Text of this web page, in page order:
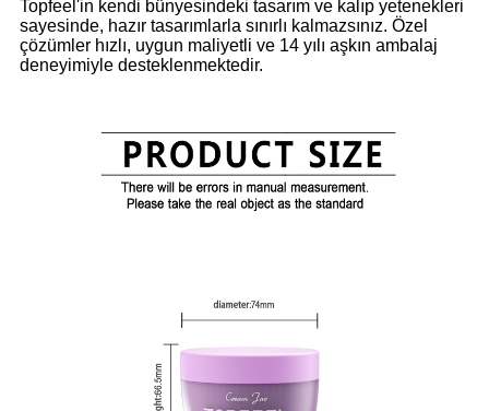
Topfeel'in kendi bünyesindeki tasarım ve kalıp yetenekleri
sayesinde, hazır tasarımlarla sınırlı kalmazsınız. Özel
çözümler hızlı, uygun maliyetli ve 14 yılı aşkın ambalaj
deneyimiyle desteklenmektedir.